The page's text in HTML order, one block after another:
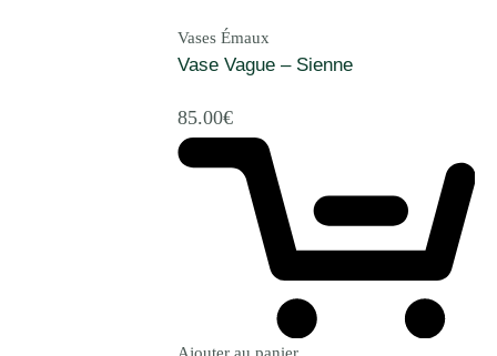
Vases Émaux
Vase Vague – Sienne
85.00€